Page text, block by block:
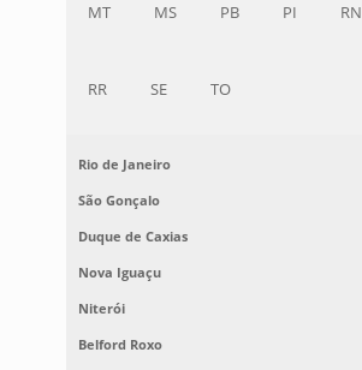
MT MS PB PI RN
RR SE TO
Rio de Janeiro
São Gonçalo
Duque de Caxias
Nova Iguaçu
Niterói
Belford Roxo